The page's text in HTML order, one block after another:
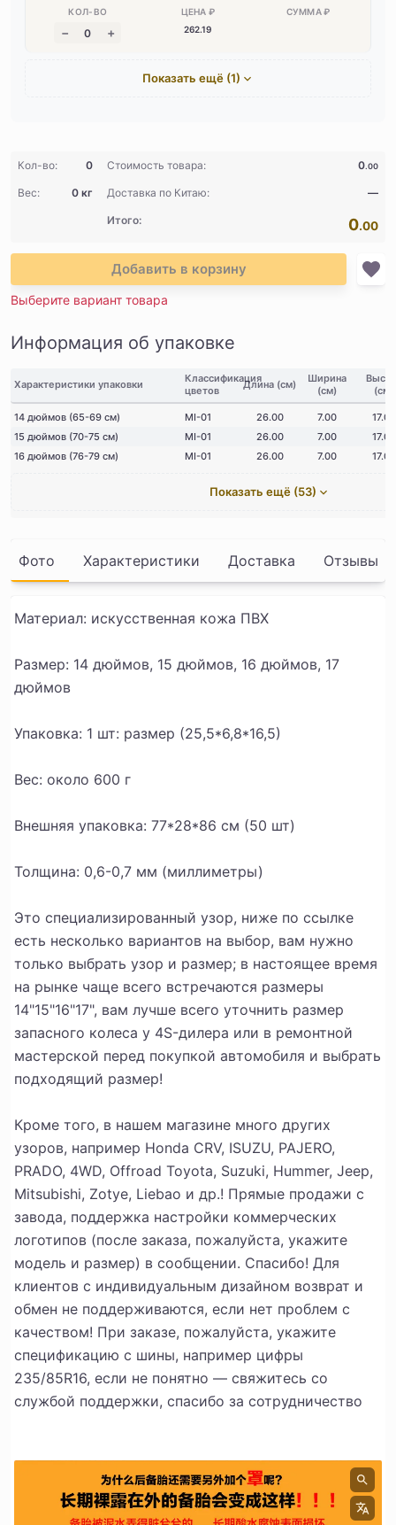
262.19
Показать ещё (1)
Кол-во: 0 Стоимость товара: 0.00
Вес: 0 кг Доставка по Китаю: —
Итого: 0.00
Добавить в корзину
Выберите вариант товара
Информация об упаковке
Характеристики упаковки
Классификация
цветов
Длина (см)
Ширина
(см)
(см)
14 дюймов (65-69 см) MI-01 26.00 7.00
17.00
15 дюймов (70-75 см)
MI-01 26.00 7.00
17.00
16 дюймов (76-79 см)
MI-01 26.00 7.00 17.00
Показать ещё (53)
Фото Характеристики Доставка Отзывы
Материал: искусственная кожа ПВХ
Размер: 14 дюймов, 15 дюймов, 16 дюймов, 17
дюймов
Упаковка: 1 шт: размер (25,5*6,8*16,5)
Вес: около 600 г
Внешняя упаковка: 77*28*86 см (50 шт)
Толщина: 0,6-0,7 мм (миллиметры)
Это специализированный узор, ниже по ссылке
есть несколько вариантов на выбор, вам нужно
только выбрать узор и размер; в настоящее время
на рынке чаще всего встречаются размеры
14"15"16"17", вам лучше всего уточнить размер
запасного колеса у 4S-дилера или в ремонтной
мастерской перед покупкой автомобиля и выбрать
подходящий размер!
Кроме того, в нашем магазине много других
узоров, например Honda CRV, ISUZU, PAJERO,
PRADO, 4WD, Offroad Toyota, Suzuki, Hummer, Jeep,
Mitsubishi, Zotye, Liebao и др.! Прямые продажи с
завода, поддержка настройки коммерческих
логотипов (после заказа, пожалуйста, укажите
модель и размер) в сообщении. Спасибо! Для
клиентов с индивидуальным дизайном возврат и
обмен не поддерживаются, если нет проблем с
качеством! При заказе, пожалуйста, укажите
спецификацию с шины, например цифры
235/85R16, если не понятно — свяжитесь со
службой поддержки, спасибо за сотрудничество